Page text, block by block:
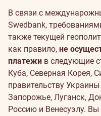
В связи с
Swedbank,
также текущей
как правило, не
платежи в следующие
Куба, Северная Корея,
правительству
Запорожье, Луганск,
Россию и Венесуэлу.